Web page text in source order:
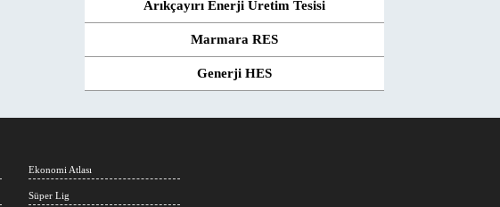
Arıkçayırı Enerji Üretim Tesisi
Marmara RES
Generji HES
Ekonomi Atlası
Süper Lig